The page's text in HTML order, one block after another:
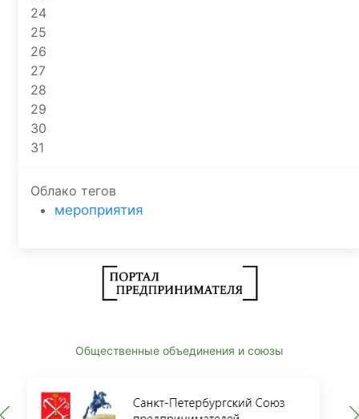
24
25
26
27
28
29
30
31
Облако тегов
мероприятия
Общественные объединения и союзы